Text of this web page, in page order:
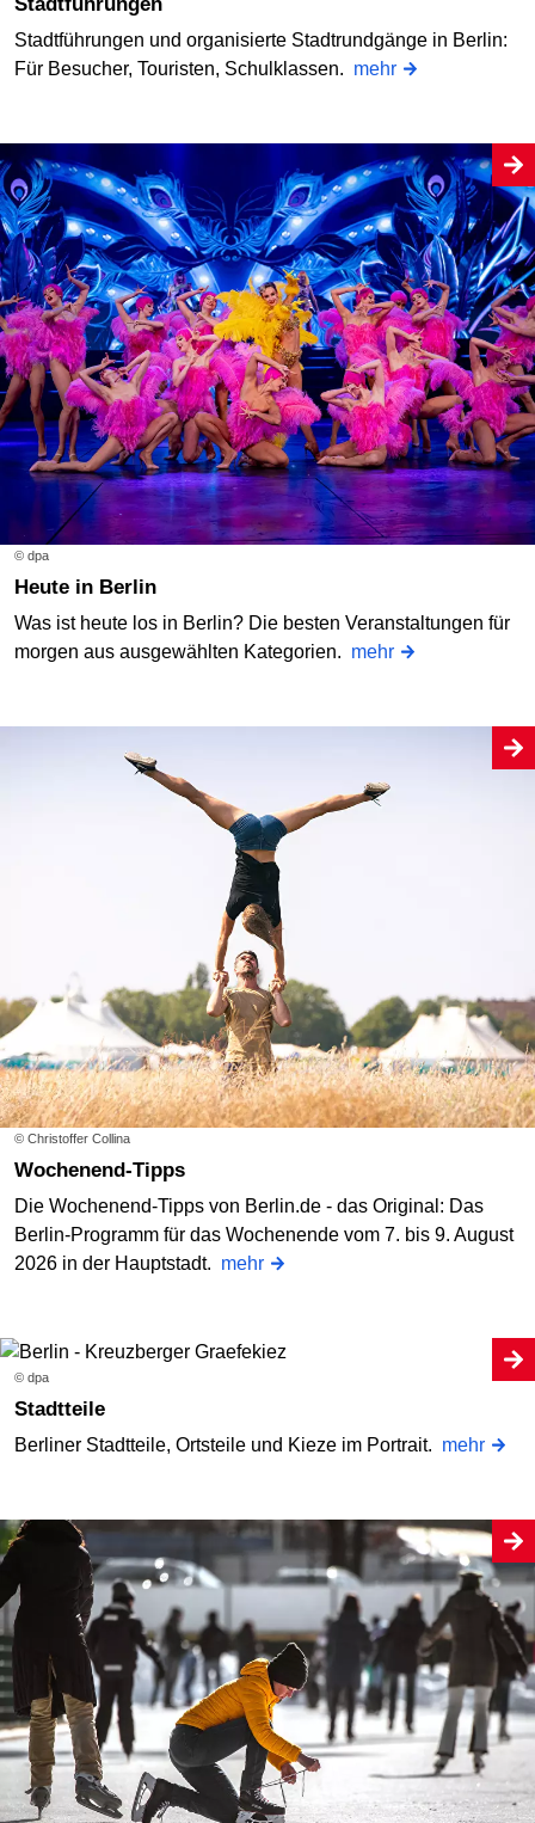
Stadtführungen und organisierte Stadtrundgänge in Berlin:
Für Besucher, Touristen, Schulklassen. mehr
© dpa
Heute in Berlin
Was ist heute los in Berlin? Die besten Veranstaltungen für
morgen aus ausgewählten Kategorien. mehr
© Christoffer Collina
Wochenend-Tipps
Die Wochenend-Tipps von Berlin.de - das Original: Das
Berlin-Programm für das Wochenende vom 7. bis 9. August
2026 in der Hauptstadt. mehr
© dpa
Stadtteile
Berliner Stadtteile, Ortsteile und Kieze im Portrait. mehr